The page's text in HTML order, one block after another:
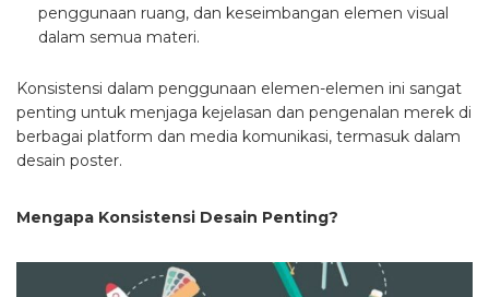
penggunaan ruang, dan keseimbangan elemen visual
dalam semua materi.
Konsistensi dalam penggunaan elemen-elemen ini sangat
penting untuk menjaga kejelasan dan pengenalan merek di
berbagai platform dan media komunikasi, termasuk dalam
desain poster.
Mengapa Konsistensi Desain Penting?